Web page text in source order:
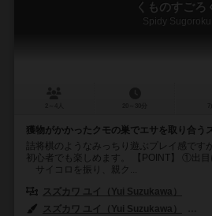
くものすごろ
Spidy Sugoroku
獲物がかかったクモの巣でエサを取り合う
詰将棋のようなみっちり遊ぶプレイ感です
初心者でも楽しめます。 【POINT】 ①出目
サイコロを振り、親ク...
スズカワ ユイ（Yui Suzukawa）
スズカワ ユイ（Yui Suzukawa）